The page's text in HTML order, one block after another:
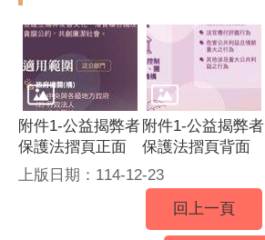
附件1-公益揭弊者
保護法摺頁正面
附件1-公益揭弊者
保護法摺頁背面
上版日期：114-12-23
回上一頁